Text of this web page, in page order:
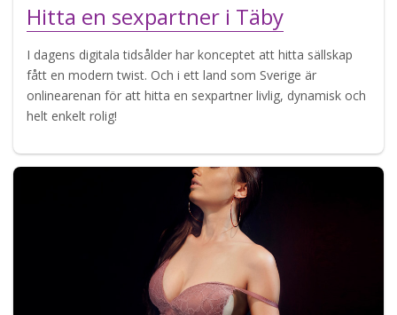
Hitta en sexpartner i Täby
I dagens digitala tidsålder har konceptet att hitta sällskap
fått en modern twist. Och i ett land som Sverige är
onlinearenan för att hitta en sexpartner livlig, dynamisk och
helt enkelt rolig!